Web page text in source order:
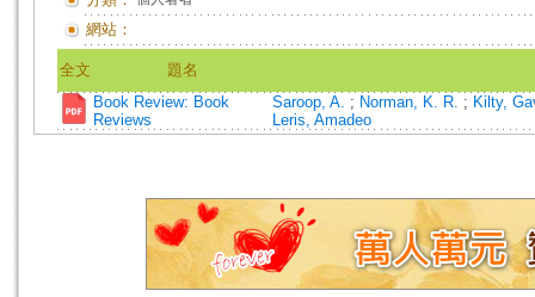
網站：
全文
題名
Book Review: Book
Reviews
Saroop, A. ; Norman, K. R. ; Kilty,
Leris, Amadeo